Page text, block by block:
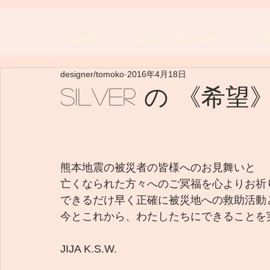
Silver の 《希望
designer/tomoko 2016年4月18日
熊本地震の被災者の皆様へのお見舞いと
亡くなられた方々へのご冥福を心よりお
できるだけ早く正確に被災地への救助活
今とこれから、わたしたちにできること
JIJA K.S.W.